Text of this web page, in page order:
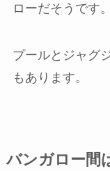
ローだそうです。
プールとジャグ
もあります。
バンガロー間